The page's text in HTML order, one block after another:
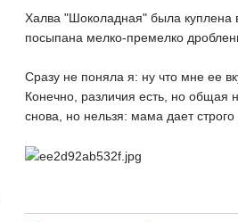
Халва "Шоколадная" была куплена
посыпана мелко-премелко
Сразу не поняла я: ну что мне ее
Конечно, различия есть, но общая
снова, но нельзя: мама дает